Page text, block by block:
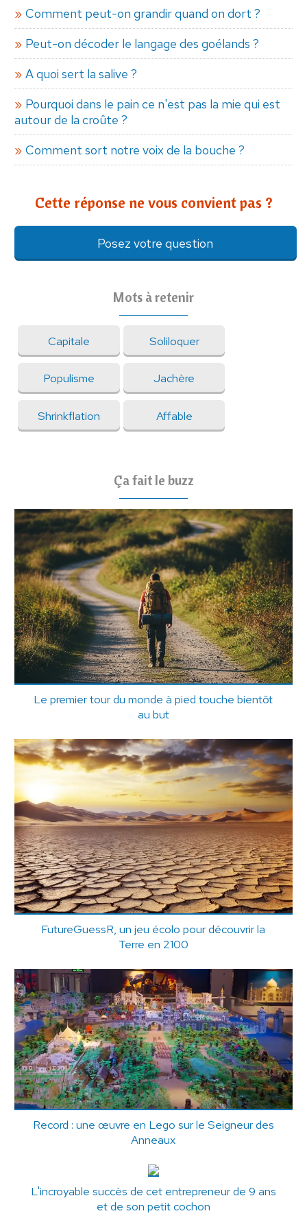
Comment peut-on grandir quand on dort ?
Peut-on décoder le langage des goélands ?
A quoi sert la salive ?
Pourquoi dans le pain ce n'est pas la mie qui est
autour de la croûte ?
Comment sort notre voix de la bouche ?
Cette réponse ne vous convient pas ?
Posez votre question
Mots à retenir
Capitale Soliloquer
Populisme Jachère
Shrinkflation Affable
Ça fait le buzz
Le premier tour du monde à pied touche bientôt
au but
FutureGuessR, un jeu écolo pour découvrir la
Terre en 2100
Record : une œuvre en Lego sur le Seigneur des
Anneaux
L'incroyable succès de cet entrepreneur de 9 ans
et de son petit cochon